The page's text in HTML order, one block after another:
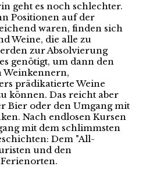
geht es noch schlechter.
Positionen auf der
waren, finden sich
Weine, die alle zu
zur Absolvierung
genötigt, um dann den
Weinkennern,
prädikatierte Weine
können. Das reicht aber
Bier oder den Umgang mit
Nach endlosen Kursen
mit dem schlimmsten
Dem "All-
und den